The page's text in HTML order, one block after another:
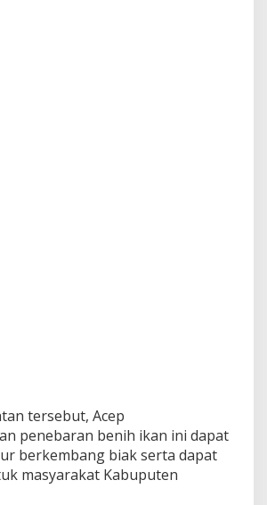
tersebut, Acep
penebaran benih ikan ini dapat
berkembang biak serta dapat
masyarakat Kabuputen